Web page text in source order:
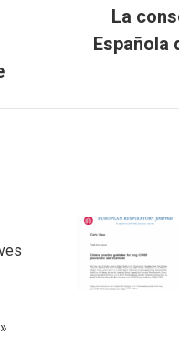
Publicación
La
Española